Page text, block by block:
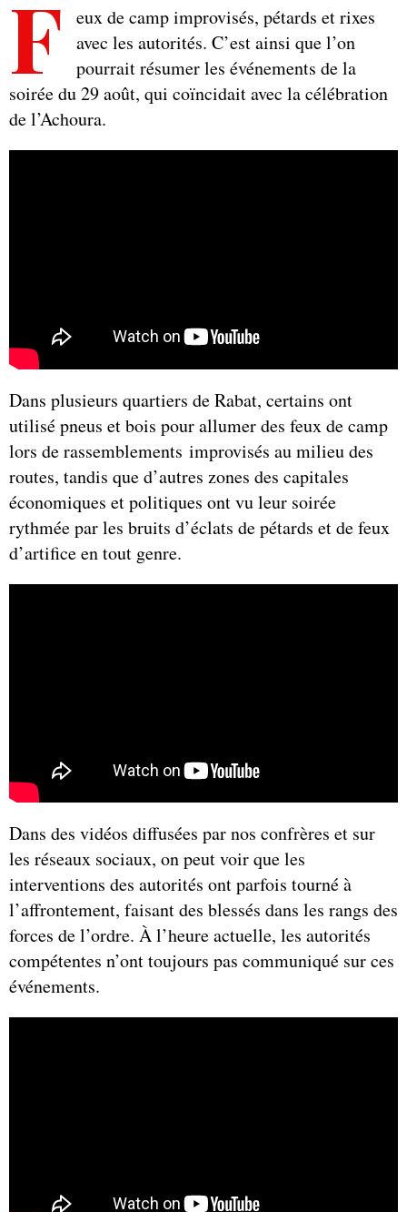
F
eux de camp improvisés, pétards et rixes
avec les autorités. C’est ainsi que l’on
pourrait résumer les événements de la
soirée du 29 août, qui coïncidait avec la célébration
de l’Achoura.
Dans plusieurs quartiers de Rabat, certains ont
utilisé pneus et bois pour allumer des feux de camp
lors de rassemblements improvisés au milieu des
routes, tandis que d’autres zones des capitales
économiques et politiques ont vu leur soirée
rythmée par les bruits d’éclats de pétards et de feux
d’artifice en tout genre.
Dans des vidéos diffusées par nos confrères et sur
les réseaux sociaux, on peut voir que les
interventions des autorités ont parfois tourné à
l’affrontement, faisant des blessés dans les rangs des
forces de l’ordre. À l’heure actuelle, les autorités
compétentes n’ont toujours pas communiqué sur ces
événements.